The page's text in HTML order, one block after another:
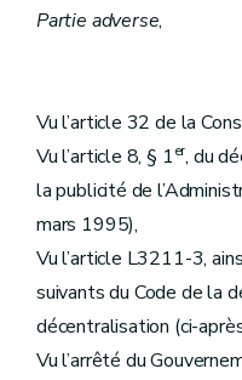
Partie adverse,
Vu l’article 32 de la
Vu l’article 8, § 1er, du
la publicité de
mars 1995),
Vu l’article L3211-3,
suivants du Code de la
décentralisation (ci-
Vu l’arrêté du